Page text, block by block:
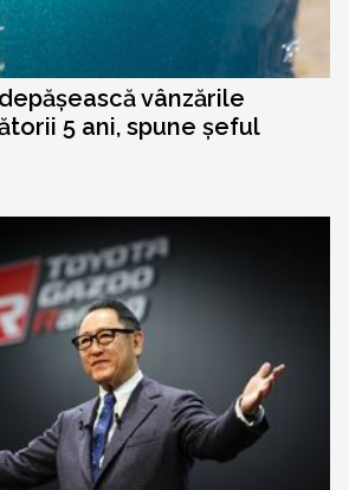
vânzările
5 ani, spune șeful